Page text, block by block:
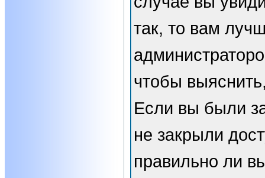
так, то вам
чтобы
Если вы были
не закрыли
правильно ли